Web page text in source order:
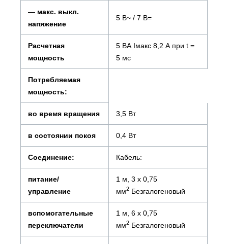
— макс. выкл.
напяжение
5 В~ / 7 В=
Расчетная
мощность
5 ВА Iмакс 8,2 А при t =
5 мс
Потребляемая
мощность:
во время вращения 3,5 Вт
в состоянии покоя 0,4 Вт
Соединение: Кабель:
питание/
управление
1 м, 3 х 0,75
мм2 Безгалогеновый
вспомогательные
переключатели
1 м, 6 х 0,75
мм2 Безгалогеновый